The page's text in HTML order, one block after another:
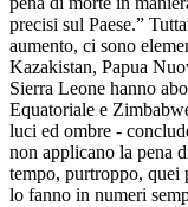
precisi sul Paese.”
aumento, ci sono
Kazakistan, Papua
Sierra Leone hanno
Equatoriale e
luci ed ombre -
non applicano la pena
tempo, purtroppo, quei
lo fanno in numeri